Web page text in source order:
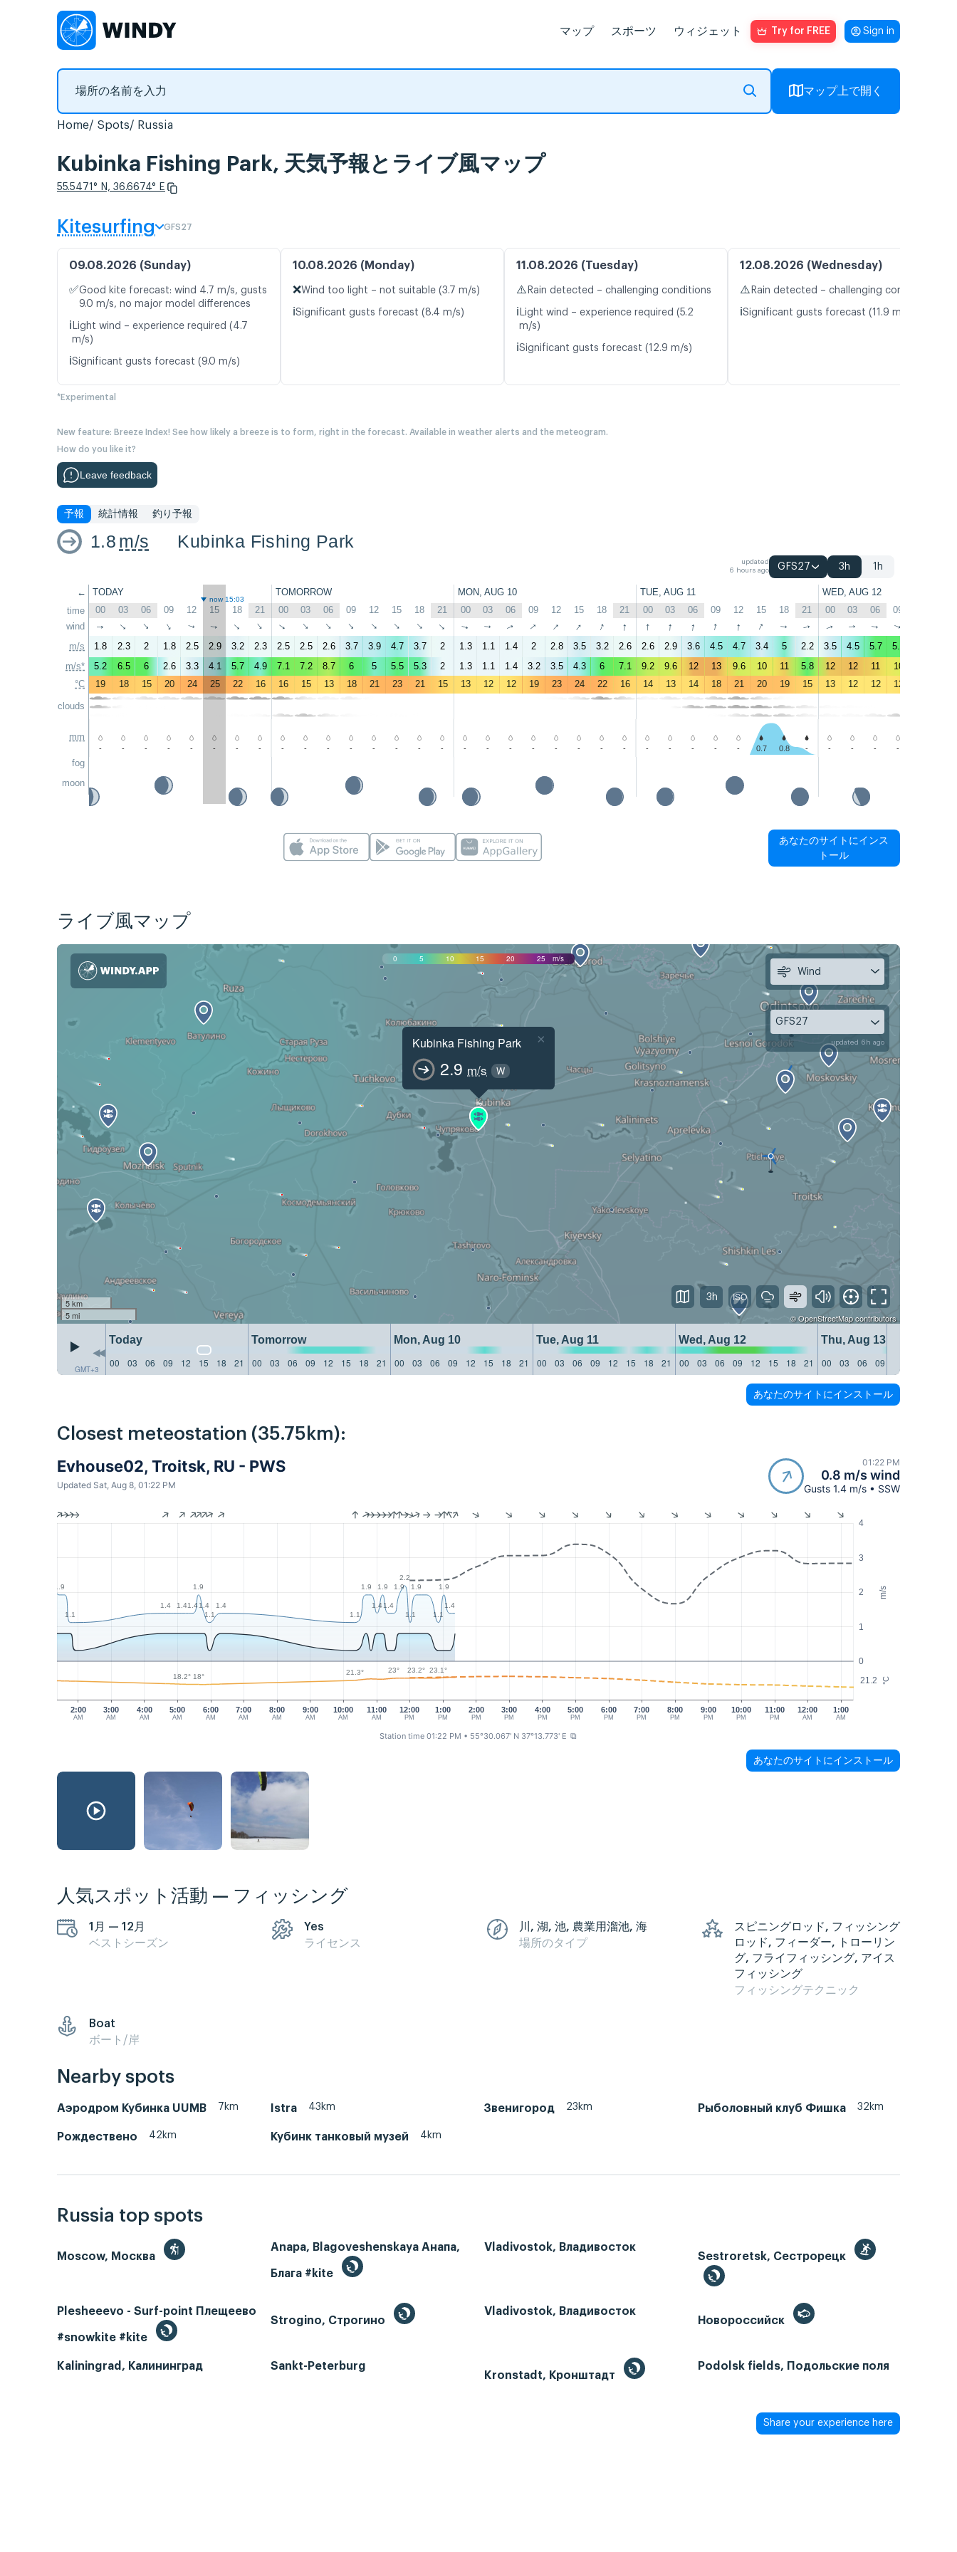
マップ スポーツ ウィジェット Try for FREE Sign in
マップ上で開く
Home Spots Russia
Kubinka Fishing Park, 天気予報とライブ風マップ
55.5471° N, 36.6674° E
Kitesurfing GFS27
09.08.2026 (Sunday)
✅Good kite forecast: wind 4.7 m/s, gusts
9.0 m/s, no major model differences
ℹ️ Light wind – experience required (4.7
m/s)
ℹ️Significant gusts forecast (9.0 m/s)
10.08.2026 (Monday)
❌Wind too light – not suitable (3.7 m/s)
ℹ️Significant gusts forecast (8.4 m/s)
11.08.2026 (Tuesday)
⚠️ Rain detected – challenging conditions
ℹ️ Light wind – experience required (5.2
m/s)
ℹ️Significant gusts forecast (12.9 m/s)
12.08.2026 (Wednesday)
⚠️ Rain detected – challenging conditions
ℹ️Significant gusts forecast (11.9 m/s)
*Experimental
New feature: Breeze Index! See how likely a breeze is to form, right in the forecast. Available in weather alerts and the meteogram.
How do you like it?
Leave feedback
予報 統計情報 釣り予報
1.8 m/s Kubinka Fishing Park
updated
6 hours ago
GFS27 3h 1h
←
time
wind
m/s
m/s*
°C
clouds
mm
fog
moon
TODAY TOMORROW MON, AUG 10 TUE, AUG 11 WED, AUG 12
now 15:03
00 03 06 09 12 15 18 21 00 03 06 09 12 15 18 21 00 03 06 09 12 15 18 21 00 03 06 09 12 15 18 21 00 03 06 09
↑ ↑ ↑ ↑ ↑ ↑ ↑ ↑ ↑ ↑ ↑ ↑ ↑ ↑ ↑ ↑ ↑ ↑ ↑ ↑ ↑ ↑ ↑ ↑ ↑ ↑ ↑ ↑ ↑ ↑ ↑ ↑ ↑ ↑ ↑ ↑
1.8 2.3 2 1.8 2.5 2.9 3.2 2.3 2.5 2.5 2.6 3.7 3.9 4.7 3.7 2 1.3 1.1 1.4 2 2.8 3.5 3.2 2.6 2.6 2.9 3.6 4.5 4.7 3.4 5 2.2 3.5 4.5 5.7 5.7
5.2
6.5 6 2.6 3.3 4.1 5.7 4.9 7.1 7.2 8.7 6 5 5.5 5.3 2 1.3 1.1 1.4 3.2 3.5 4.3 6 7.1 9.2 9.6 12 13 9.6 10 11 5.8 12 12 11 10
19
18 15 20 24 25 22 16 16 15 13 18 21 23 21 15 13 12 12 19 23 24 22 16 14 13 14 18 21 20 19 15 13 12 12 12
- - - - - - - - - - - - - - - - - - - - - - - - - - - - - 0.7 0.8 - - - - -
あなたのサイトにインス
トール
ライブ風マップ
0 5 10 15 20 25 m/s
Kubinka Fishing Park
2.9 m/s W
×
5 km
5 mi
©OpenStreetMapcontributors
GMT+3
Today Tomorrow Mon, Aug 10 Tue, Aug 11 Wed, Aug 12
Thu, Aug 13
00
03 06 09 12 15 18 21 00 03 06 09 12 15 18 21 00 03 06 09 12 15 18 21 00 03 06 09 12 15 18 21 00 03 06 09 12 15 18 21 00 03 06 09
Wind
GFS27
updated 6h ago
3h
あなたのサイトにインストール
Closest meteostation (35.75km):
Evhouse02, Troitsk, RU - PWS
Updated Sat, Aug 8, 01:22 PM
01:22 PM
0.8 m/s wind
Gusts 1.4 m/s • SSW
m/s
°C
0
1
2
3
4
21.2
2:00
AM
4:00
AM
5:00
AM
6:00
AM
7:00
AM
8:00
AM
9:00
AM
10:00
AM
11:00
AM
12:00
PM
1:00
PM
2:00
PM
3:00
PM
4:00
PM
5:00
PM
6:00
PM
7:00
PM
8:00
PM
9:00
PM
10:00
PM
11:00
PM
12:00
AM
1:00
AM
3:00
AM
1.9
1.1
1.4 1.41.4
1.9
1.4
1.1
1.4
1.1
1.9
1.4
1.9
1.4
1.9
2.2
1.1
1.9
1.1
1.9
1.4
18.2° 18°
21.3° 23° 23.2° 23.1°
Station time 01:22 PM • 55°30.067' N 37°13.773' E ⧉
あなたのサイトにインストール
人気スポット活動 — フィッシング
1月 — 12月
ベストシーズン
Yes
ライセンス
川, 湖, 池, 農業用溜池, 海
場所のタイプ
スピニングロッド, フィッシング
ロッド, フィーダー, トローリン
グ, フライフィッシング, アイス
フィッシング
フィッシングテクニック
Boat
ボート/岸
Nearby spots
Аэродром Кубинка UUMB 7km Istra 43km Звенигород 23km Рыболовный клуб Фишка 32km
Рождествено 42km Кубинк танковый музей 4km
Russia top spots
Moscow, Москва
Anapa, Blagoveshenskaya Анапа,
Блага #kite
Vladivostok, Владивосток
Sestroretsk, Сестрорецк
Plesheeevo - Surf-point Плещеево
#snowkite #kite
Strogino, Строгино
Vladivostok, Владивосток
Новороссийск
Kaliningrad, Калининград
Sankt-Peterburg
Kronstadt, Кронштадт
Podolsk fields, Подольские поля
Share your experience here